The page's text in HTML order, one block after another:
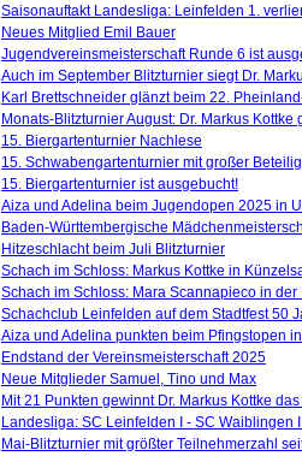
Saisonauftakt Landesliga: Leinfelden 1.
Neues Mitglied Emil Bauer
Jugendvereinsmeisterschaft Runde 6 ist
Auch im September Blitzturnier siegt Dr.
Karl Brettschneider glänzt beim 22.
Monats-Blitzturnier August: Dr. Markus Kottke
15. Biergartenturnier Nachlese
15. Schwabengartenturnier mit großer
15. Biergartenturnier ist ausgebucht!
Aiza und Adelina beim Jugendopen 2025 in
Baden-Württembergische
Hitzeschlacht beim Juli Blitzturnier
Schach im Schloss: Markus Kottke in
Schach im Schloss: Mara Scannapieco in der
Schachclub Leinfelden auf dem Stadtfest 50
Aiza und Adelina punkten beim Pfingstopen
Endstand der Vereinsmeisterschaft 2025
Neue Mitglieder Samuel, Tino und Max
Mit 21 Punkten gewinnt Dr. Markus Kottke
Landesliga: SC Leinfelden I - SC Waiblingen
Mai-Blitzturnier mit größter Teilnehmerzahl